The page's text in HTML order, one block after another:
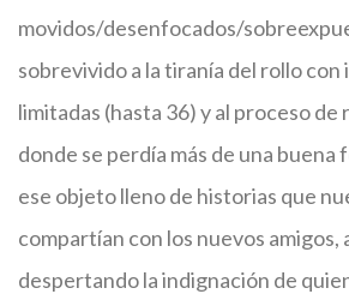
movidos/desenfocados/
sobrevivido a la tiranía del rollo con
limitadas (hasta 36) y al proceso de
donde se perdía más de una buena
ese objeto lleno de historias que
compartían con los nuevos amigos,
despertando la indignación de